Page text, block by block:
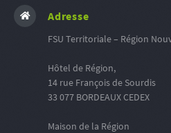
Adresse
FSU Territoriale – Région
Hôtel de Région,
14 rue François de Sourdis
33 077 BORDEAUX CEDEX
Maison de la Région